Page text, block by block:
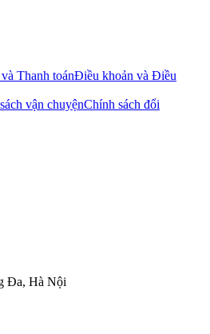
Thanh toánĐiều khoản và Điều
vận chuyệnChính sách đổi
Đa, Hà Nội